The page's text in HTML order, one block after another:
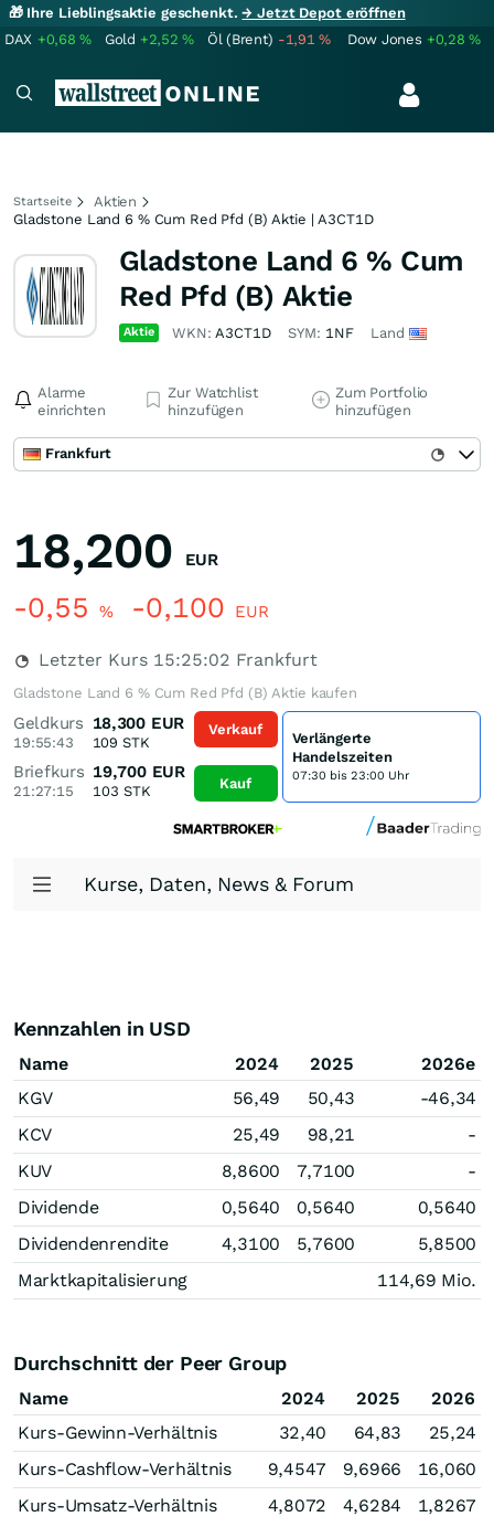
🎁 Ihre Lieblingsaktie geschenkt.→ Jetzt Depot eröffnen
DAX +0,68% Gold +2,52% Öl (Brent) -1,91% Dow Jones +0,28%
Startseite
Aktien
Gladstone Land 6 % Cum Red Pfd (B) Aktie | A3CT1D
Gladstone Land 6 % Cum
Red Pfd (B) Aktie
Aktie WKN:A3CT1D SYM: 1NF Land
Alarme
einrichten
Zur Watchlist
hinzufügen
Zum Portfolio
hinzufügen
Frankfurt
18,200 EUR
-0,55 % -0,100 EUR
Letzter Kurs 15:25:02 Frankfurt
Gladstone Land 6 % Cum Red Pfd (B) Aktie kaufen
Geldkurs
19:55:43
18,300 EUR
109 STK
Briefkurs
21:27:15
19,700 EUR
103 STK
Verkauf
Kauf
Verlängerte
Handelszeiten
07:30 bis 23:00 Uhr
Kurse, Daten, News & Forum
Kennzahlen in USD
Name 2024 2025
2026e
KGV
56,49 50,43
-46,34
KCV
25,49 98,21
-
KUV
8,8600 7,7100
-
Dividende
0,5640 0,5640
0,5640
Dividendenrendite
4,3100 5,7600
5,8500
Marktkapitalisierung
114,69 Mio.
Durchschnitt der Peer Group
Name 2024 2025
2026
Kurs-Gewinn-Verhältnis
32,40 64,83
25,24
Kurs-Cashflow-Verhältnis
9,4547 9,6966
16,060
Kurs-Umsatz-Verhältnis
4,8072 4,6284
1,8267